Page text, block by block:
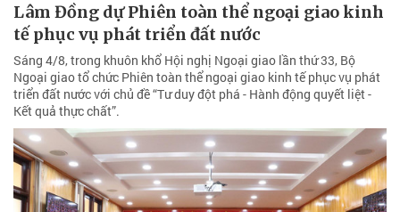
Lâm Đồng dự Phiên toàn thể ngoại giao kinh
tế phục vụ phát triển đất nước
Sáng 4/8, trong khuôn khổ Hội nghị Ngoại giao lần thứ 33, Bộ
Ngoại giao tổ chức Phiên toàn thể ngoại giao kinh tế phục vụ phát
triển đất nước với chủ đề “Tư duy đột phá - Hành động quyết liệt -
Kết quả thực chất”.